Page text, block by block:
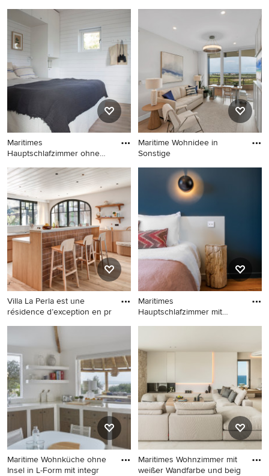
Mittelgroßes Maritimes
Hauptschlafzimmer ohne
Kamin mit bunten Wänden,
hellem Holzboden und
beigem Boden in Sonstige
Maritimes
Hauptschlafzimmer ohne
Maritimes
Hauptschlafzimmer ohne
Kamin mit weißer Wandfarbe
und hellem Holzboden in
Barcelona
Maritime Wohnidee in
Sonstige
Maritime Wohnidee in
Villa La Perla est une
résidence d’exception en pr
Offene, Zweizeilige Maritime
Küche mit flächenbündigen
Schrankfronten, hellen
Holzschränken, hellem
Holzboden, Kücheninsel,
beigem Boden, weißer
Arbeitsplatte und
Holzdielendecke in Sonstige
Maritimes
Hauptschlafzimmer mit
Maritimes
blauer Wandfarbe, braunem
Holzboden und braunem
Boden in Sonstige
Maritime Wohnküche ohne
Insel in L-Form mit integr
Maritimes Wohnzimmer mit
weißer Wandfarbe und beig